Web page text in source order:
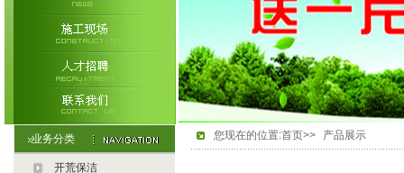
业务分类
开荒保洁
您现在的位置:首页>> 产品展示